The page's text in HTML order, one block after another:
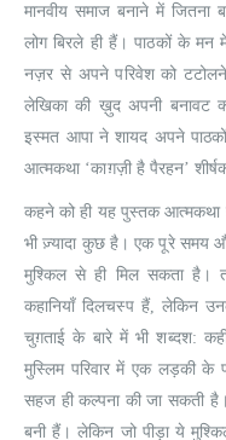
मानवीय समाज बनाने में जितना
लोग बिरले ही हैं। पाठकों के मन
नज़र से अपने परिवेश को
लेखिका की ख़ुद अपनी बनावट
इस्मत आपा ने शायद अपने
आत्मकथा ‘काग़ज़ी है पैरहन’
कहने को ही यह पुस्तक आत्मकथा
भी ज़्यादा कुछ है। एक पूरे समय
मुश्किल से ही मिल सकता है।
कहानियाँ दिलचस्प हैं, लेकिन
चुग़ताई के बारे में भी शब्दश:
मुस्लिम परिवार में एक लड़की के
सहज ही कल्पना की जा सकती
बनी हैं। लेकिन जो पीड़ा ये